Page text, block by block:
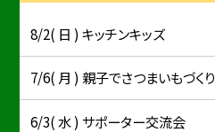
8/2( 日 ) キッチンキッズ
7/6( 月 ) 親子でさつまいもづくり
6/3( 水 ) サポーター交流会